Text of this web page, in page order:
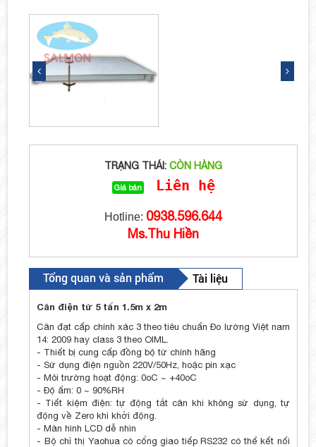
TRẠNG THÁI: CÒN HÀNG
Giá bán Liên hệ
Hotline: 0938.596.644
Ms.Thu Hiền
Tổng quan và sản phẩm Tài liệu
Cân điện tử 5 tấn 1.5m x 2m
Cân đạt cấp chính xác 3 theo tiêu chuẩn Đo lường Việt nam
14: 2009 hay class 3 theo OIML.
- Thiết bị cung cấp đồng bộ từ chính hãng
- Sử dụng điện nguồn 220V/50Hz, hoặc pin xạc
- Môi trường hoạt động: 0oC ~ +40oC
- Độ ẩm: 0 ~ 90%RH
- Tiết kiệm điện: tự động tắt cân khi không sử dụng, tự
động về Zero khi khởi động.
- Màn hình LCD dễ nhìn
- Bộ chỉ thị Yaohua có cổng giao tiếp RS232 có thể kết nối